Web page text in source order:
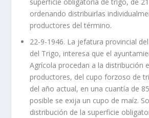
ordenando distribuirlas
productores del término.
22-9-1946. La jefatura provincial
del Trigo, interesa que el
Agrícola procedan a la distribución
productores, del cupo forzoso de
del año actual, en una cuantía de
posible se exija un cupo de maíz.
distribución de la superficie